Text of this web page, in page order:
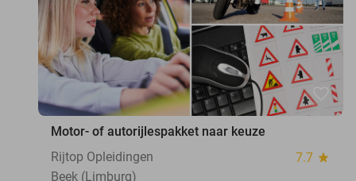
favorite_border
Motor- of autorijlespakket naar keuze
Rijtop Opleidingen
7.7 star
Beek (Limburg)